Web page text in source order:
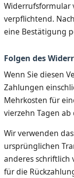
Widerrufsformular
verpflichtend.
eine Bestätigung
Folgen des
Wenn Sie diesen
Zahlungen
Mehrkosten für
vierzehn Tagen ab
Wir verwenden
ursprünglichen
anderes schriftlich
für die